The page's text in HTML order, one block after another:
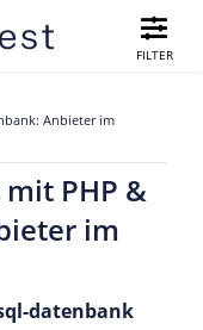
FILTER
Anbieter im
PHP &
im